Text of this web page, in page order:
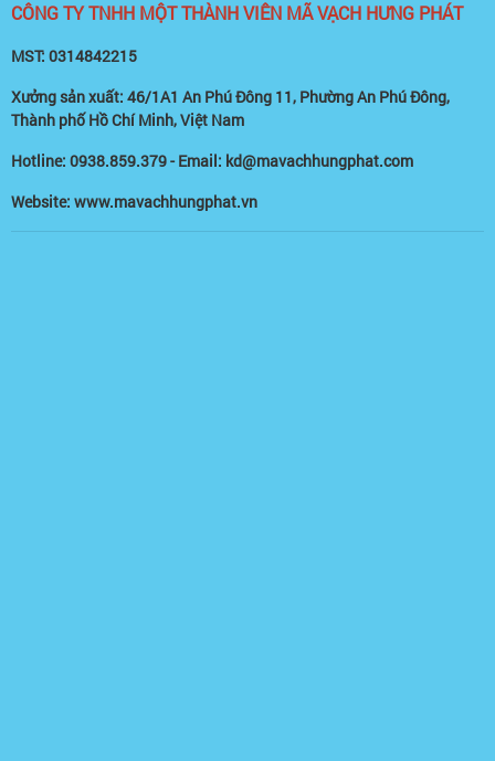
CÔNG TY TNHH MỘT THÀNH VIÊN MÃ VẠCH HƯNG PHÁT
MST: 0314842215
Xưởng sản xuất: 46/1A1 An Phú Đông 11, Phường An Phú Đông,
Thành phố Hồ Chí Minh, Việt Nam
Hotline: 0938.859.379 - Email: kd@mavachhungphat.com
Website: www.mavachhungphat.vn